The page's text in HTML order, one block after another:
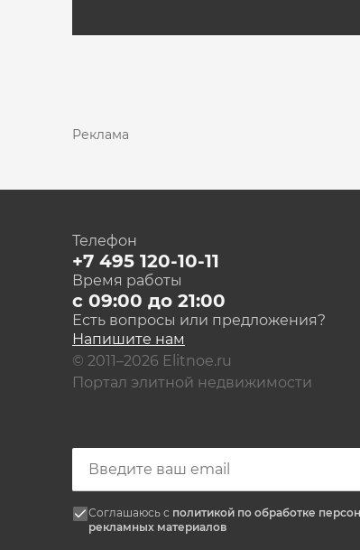
Реклама
Телефон
+7 495 120-10-11
Время работы
с 09:00 до 21:00
Есть вопросы или предложения?
Напишите нам
© 2011–2026 Elitnoe.ru
Портал элитной недвижимости
Соглашаюсь с политикой по обработке
рекламных материалов